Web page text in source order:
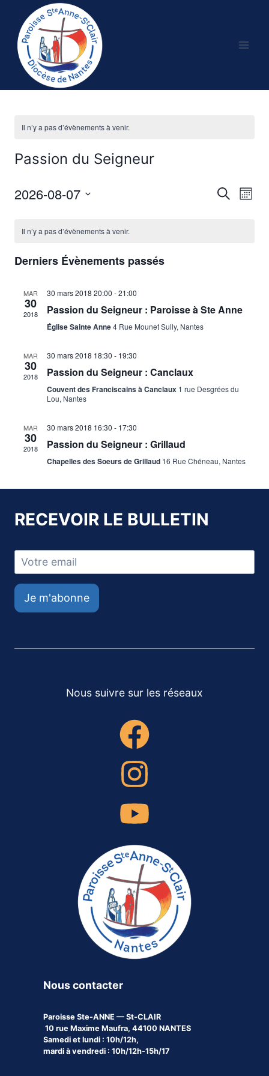
contenu
Il n’y a pas d’évènements à venir.
Passion du Seigneur
Recherche
Mois
2026-08-07
une
Calendrier
Il n’y a pas d’évènements à venir.
Derniers Évènements passés
MAR
30
2018
30 mars 2018 20:00 -21:00
Passion du Seigneur : Paroisse à Ste Anne
Église Sainte Anne4 Rue Mounet Sully, Nantes
MAR
30
2018
30 mars 2018 18:30 - 19:30
Passion du Seigneur : Canclaux
Couvent des Franciscains à Canclaux 1 rue Desgrées du
Lou, Nantes
MAR
30
2018
30 mars 2018 16:30 - 17:30
Passion du Seigneur : Grillaud
Chapelles des Soeurs de Grillaud 16 Rue Chéneau, Nantes
RECEVOIR LE BULLETIN
Je m'abonne
Nous suivre sur les réseaux
Nous contacter
Paroisse Ste-ANNE — St-CLAIR
10 rue Maxime Maufra, 44100 NANTES
Samedi et lundi : 10h/12h,
mardi à vendredi : 10h/12h-15h/17